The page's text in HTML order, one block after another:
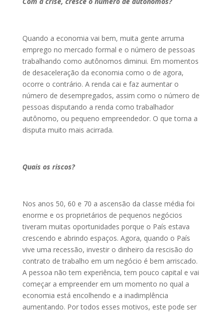
Quando a economia vai bem, muita gente arruma
emprego no mercado formal e o número de pessoas
trabalhando como autônomos diminui. Em momentos
de desaceleração da economia como o de agora,
ocorre o contrário. A renda cai e faz aumentar o
número de desempregados, assim como o número de
pessoas disputando a renda como trabalhador
autônomo, ou pequeno empreendedor. O que torna a
disputa muito mais acirrada.
Quais os riscos?
Nos anos 50, 60 e 70 a ascensão da classe média foi
enorme e os proprietários de pequenos negócios
tiveram muitas oportunidades porque o País estava
crescendo e abrindo espaços. Agora, quando o País
vive uma recessão, investir o dinheiro da rescisão do
contrato de trabalho em um negócio é bem arriscado.
A pessoa não tem experiência, tem pouco capital e vai
começar a empreender em um momento no qual a
economia está encolhendo e a inadimplência
aumentando. Por todos esses motivos, este pode ser